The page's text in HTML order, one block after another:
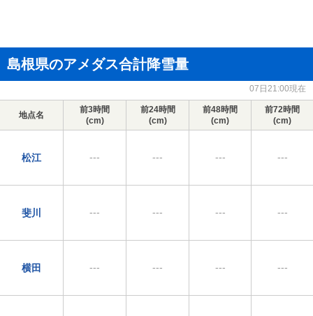
島根県のアメダス合計降雪量
07日21:00現在
地点名
前3時間
(cm)
前24時間
(cm)
前48時間
(cm)
前72時間
(cm)
松江 --- --- --- ---
斐川 --- --- --- ---
横田 --- --- --- ---